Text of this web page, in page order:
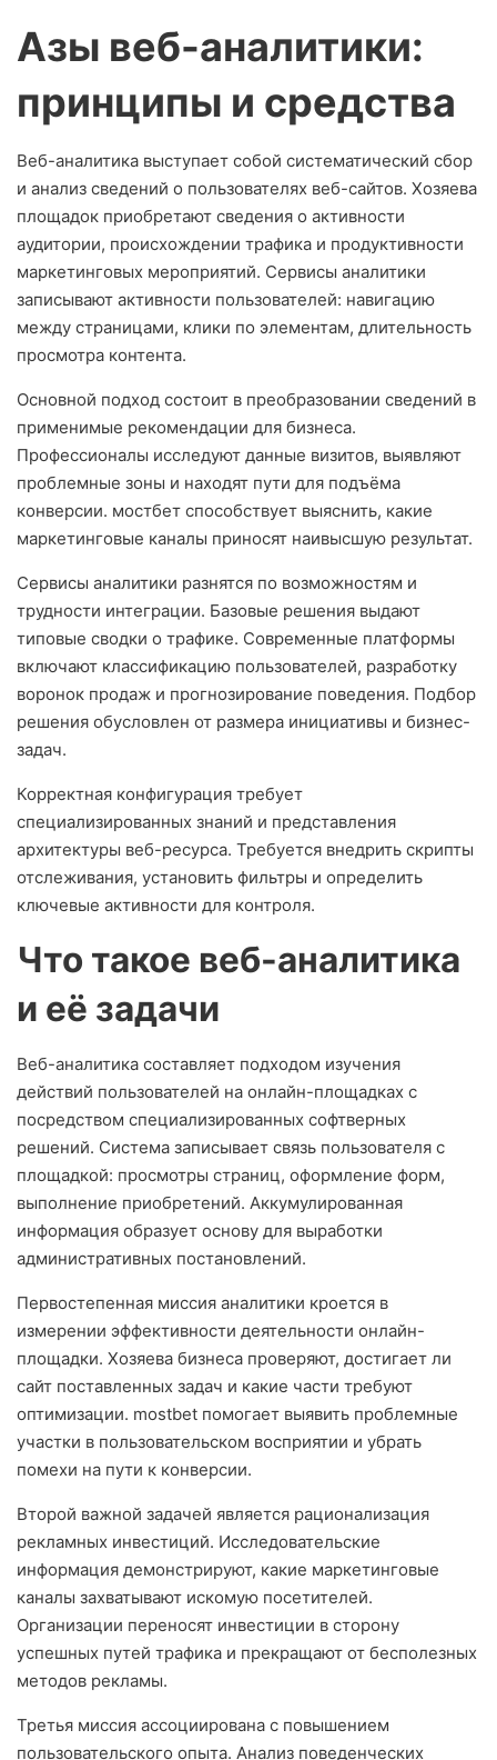
Азы веб-аналитики:
принципы и средства
Веб-аналитика выступает собой систематический сбор
и анализ сведений о пользователях веб-сайтов. Хозяева
площадок приобретают сведения о активности
аудитории, происхождении трафика и продуктивности
маркетинговых мероприятий. Сервисы аналитики
записывают активности пользователей: навигацию
между страницами, клики по элементам, длительность
просмотра контента.
Основной подход состоит в преобразовании сведений в
применимые рекомендации для бизнеса.
Профессионалы исследуют данные визитов, выявляют
проблемные зоны и находят пути для подъёма
конверсии. мостбет способствует выяснить, какие
маркетинговые каналы приносят наивысшую результат.
Сервисы аналитики разнятся по возможностям и
трудности интеграции. Базовые решения выдают
типовые сводки о трафике. Современные платформы
включают классификацию пользователей, разработку
воронок продаж и прогнозирование поведения. Подбор
решения обусловлен от размера инициативы и бизнес-
задач.
Корректная конфигурация требует
специализированных знаний и представления
архитектуры веб-ресурса. Требуется внедрить скрипты
отслеживания, установить фильтры и определить
ключевые активности для контроля.
Что такое веб-аналитика
и её задачи
Веб-аналитика составляет подходом изучения
действий пользователей на онлайн-площадках с
посредством специализированных софтверных
решений. Система записывает связь пользователя с
площадкой: просмотры страниц, оформление форм,
выполнение приобретений. Аккумулированная
информация образует основу для выработки
административных постановлений.
Первостепенная миссия аналитики кроется в
измерении эффективности деятельности онлайн-
площадки. Хозяева бизнеса проверяют, достигает ли
сайт поставленных задач и какие части требуют
оптимизации. mostbet помогает выявить проблемные
участки в пользовательском восприятии и убрать
помехи на пути к конверсии.
Второй важной задачей является рационализация
рекламных инвестиций. Исследовательские
информация демонстрируют, какие маркетинговые
каналы захватывают искомую посетителей.
Организации переносят инвестиции в сторону
успешных путей трафика и прекращают от бесполезных
методов рекламы.
Третья миссия ассоциирована с повышением
пользовательского опыта. Анализ поведенческих